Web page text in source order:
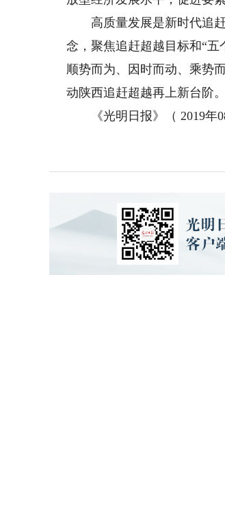
高质量发展是新时代追赶
念，聚焦追赶超越目标和“五
顺势而为、因时而动、乘势
动陕西追赶超越再上新台阶。
《光明日报》（ 2019年08